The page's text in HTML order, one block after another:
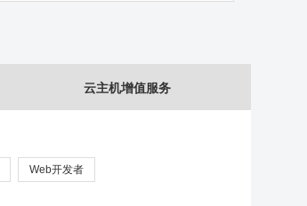
云主机增值服务
Web开发者